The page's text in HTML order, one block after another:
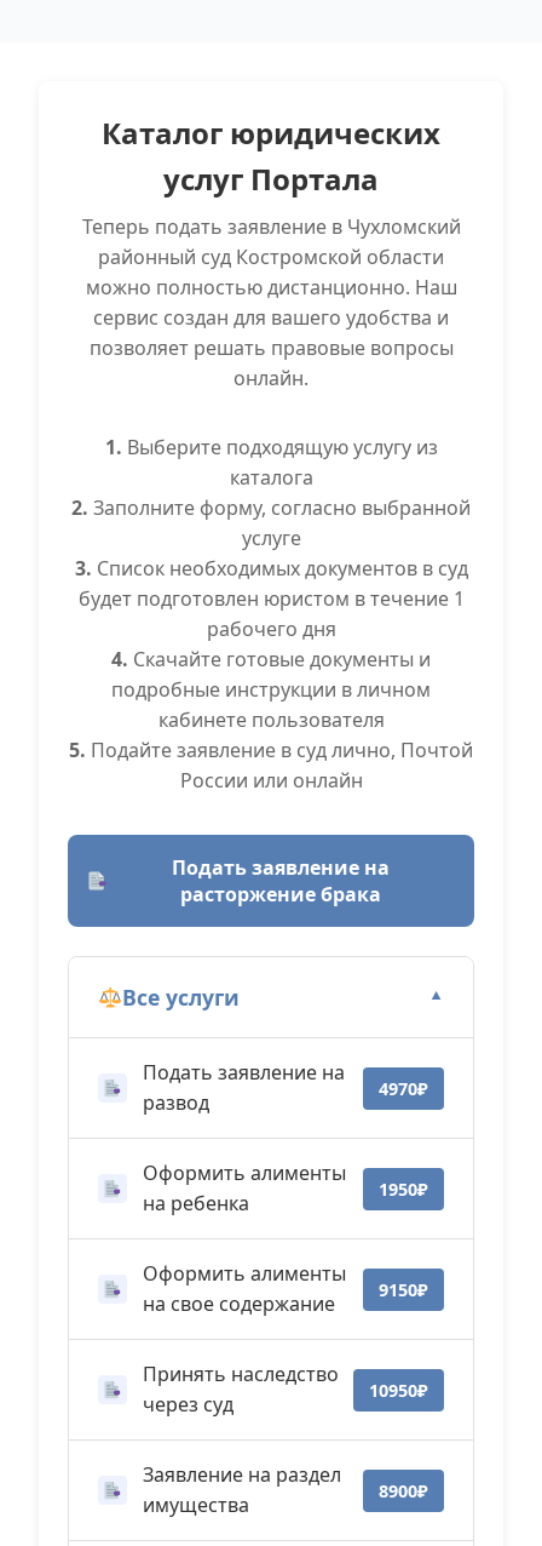
Каталог юридических
услуг Портала
Теперь подать заявление в Чухломский
районный суд Костромской области
можно полностью дистанционно. Наш
сервис создан для вашего удобства и
позволяет решать правовые вопросы
онлайн.
1. Выберите подходящую услугу из
каталога
2. Заполните форму, согласно выбранной
услуге
3. Список необходимых документов в суд
будет подготовлен юристом в течение 1
рабочего дня
4. Скачайте готовые документы и
подробные инструкции в личном
кабинете пользователя
5. Подайте заявление в суд лично, Почтой
России или онлайн
Подать заявление на
расторжение брака
Все услуги ▼
Подать заявление на
развод
4970₽
Оформить алименты
на ребенка
1950₽
Оформить алименты
на свое содержание
9150₽
Принять наследство
через суд
10950₽
Заявление на раздел
имущества
8900₽